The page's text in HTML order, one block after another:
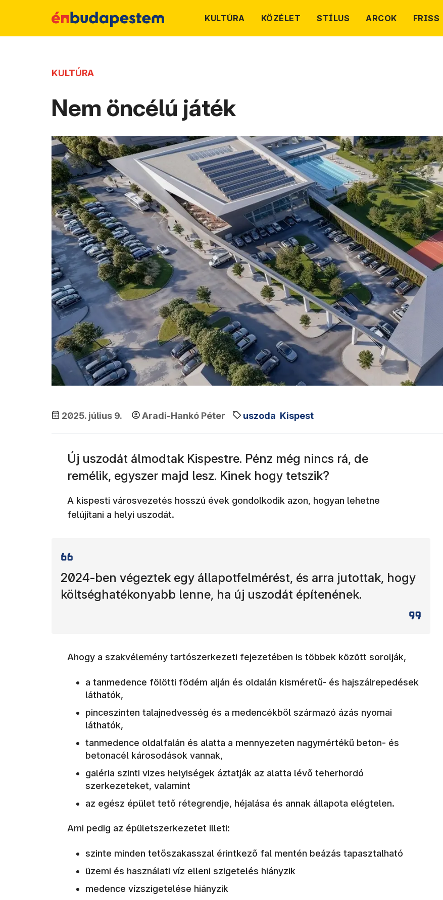
KULTÚRA KÖZÉLET STÍLUS ARCOK FRISS
KULTÚRA
Nem öncélú játék
2025. július 9. Aradi-Hankó Péter uszoda Kispest
Új uszodát álmodtak Kispestre. Pénz még nincs rá, de
remélik, egyszer majd lesz. Kinek hogy tetszik?
A kispesti városvezetés hosszú évek gondolkodik azon, hogyan lehetne
felújítani a helyi uszodát.
2024-ben végeztek egy állapotfelmérést, és arra jutottak, hogy
költséghatékonyabb lenne, ha új uszodát építenének.
Ahogy a (új ablakban nyílik meg)
szakvélemény tartószerkezeti fejezetében is többek között sorolják,
a tanmedence fölötti födém alján és oldalán kisméretű- és hajszálrepedések
láthatók,
pinceszinten talajnedvesség és a medencékből származó ázás nyomai
láthatók,
tanmedence oldalfalán és alatta a mennyezeten nagymértékű beton- és
betonacél károsodások vannak,
galéria szinti vizes helyiségek áztatják az alatta lévő teherhordó
szerkezeteket, valamint
az egész épület tető rétegrendje, héjalása és annak állapota elégtelen.
Ami pedig az épületszerkezetet illeti:
szinte minden tetőszakasszal érintkező fal mentén beázás tapasztalható
üzemi és használati víz elleni szigetelés hiányzik
medence vízszigetelése hiányzik